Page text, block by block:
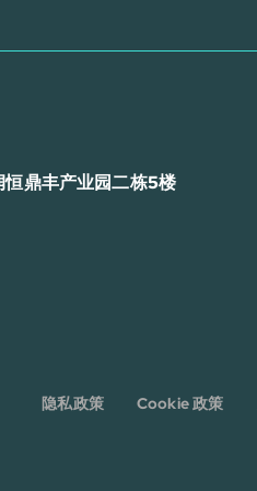
鼎丰产业园二栋5楼
隐私政策 Cookie 政策